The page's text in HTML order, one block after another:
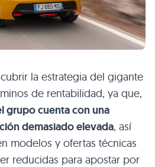
la estrategia del gigante
de rentabilidad, ya que,
grupo cuenta con una
demasiado elevada, así
modelos y ofertas técnicas
reducidas para apostar por